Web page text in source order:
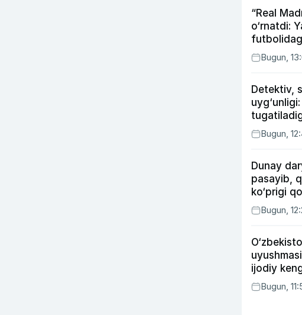
“Real
o‘rnatdi:
transferga
Bugun,
Detektiv,
Bugun,
Dunay
pasayib,
ko‘prigi
Bugun,
ijodiy
Bugun,